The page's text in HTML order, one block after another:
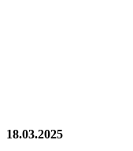
18.03.2025